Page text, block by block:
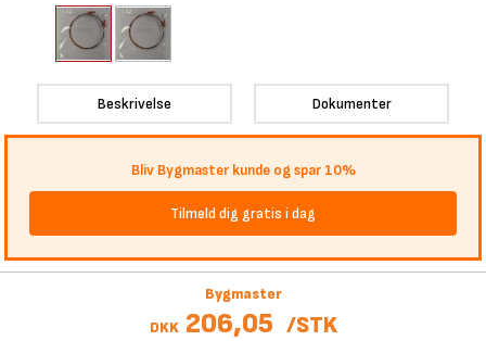
Beskrivelse Dokumenter
Bliv Bygmaster kunde og spar 10%
Tilmeld dig gratis i dag
Bygmaster
DKK 206,05 /STK